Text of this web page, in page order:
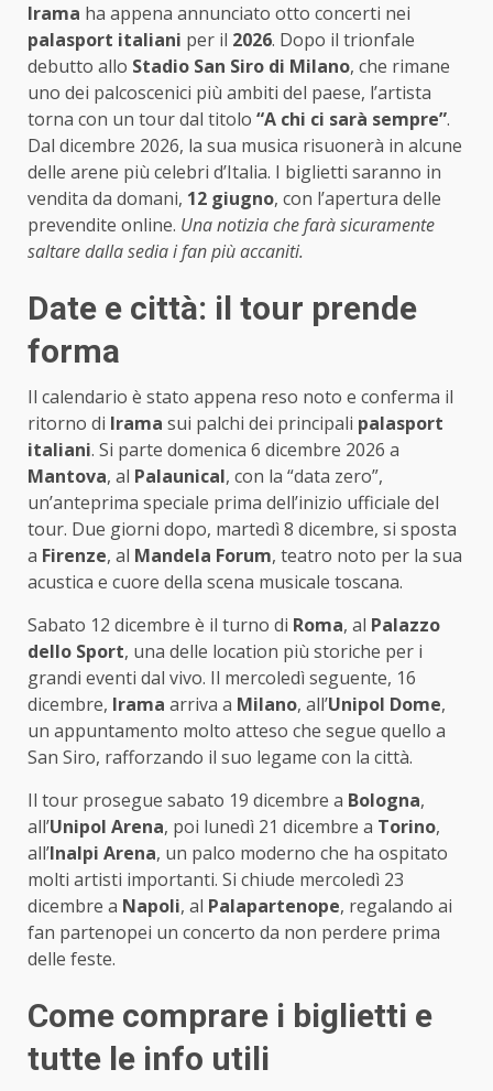
Irama ha appena annunciato otto concerti nei
palasport italiani per il 2026. Dopo il trionfale
debutto allo Stadio San Siro di Milano, che rimane
uno dei palcoscenici più ambiti del paese, l’artista
torna con un tour dal titolo “A chi ci sarà sempre”.
Dal dicembre 2026, la sua musica risuonerà in alcune
delle arene più celebri d’Italia. I biglietti saranno in
vendita da domani, 12 giugno, con l’apertura delle
prevendite online. Una notizia che farà sicuramente
saltare dalla sedia i fan più accaniti.
Date e città: il tour prende
forma
Il calendario è stato appena reso noto e conferma il
ritorno di Irama sui palchi dei principali palasport
italiani. Si parte domenica 6 dicembre 2026 a
Mantova, al Palaunical, con la “data zero”,
un’anteprima speciale prima dell’inizio ufficiale del
tour. Due giorni dopo, martedì 8 dicembre, si sposta
a Firenze, al Mandela Forum, teatro noto per la sua
acustica e cuore della scena musicale toscana.
Sabato 12 dicembre è il turno di Roma, al Palazzo
dello Sport, una delle location più storiche per i
grandi eventi dal vivo. Il mercoledì seguente, 16
dicembre, Irama arriva a Milano, all’Unipol Dome,
un appuntamento molto atteso che segue quello a
San Siro, rafforzando il suo legame con la città.
Il tour prosegue sabato 19 dicembre a Bologna,
all’Unipol Arena, poi lunedì 21 dicembre a Torino,
all’Inalpi Arena, un palco moderno che ha ospitato
molti artisti importanti. Si chiude mercoledì 23
dicembre a Napoli, al Palapartenope, regalando ai
fan partenopei un concerto da non perdere prima
delle feste.
Come comprare i biglietti e
tutte le info utili